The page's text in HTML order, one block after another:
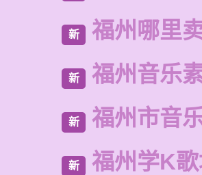
新 福州哪里
新 福州音乐
新 福州市音
新 福州学K